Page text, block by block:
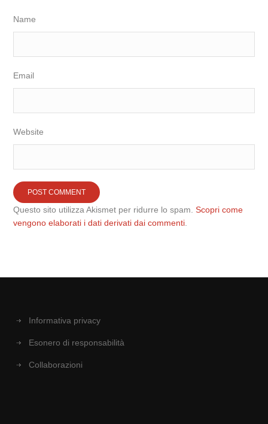
Name
Email
Website
Questo sito utilizza Akismet per ridurre lo spam.Scopri come
vengono elaborati i dati derivati dai commenti
Informativa privacy
Esonero di responsabilità
Collaborazioni